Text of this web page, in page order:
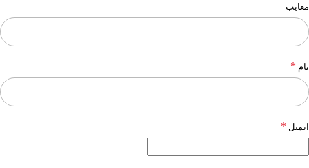
معایب
نام *
ایمیل *